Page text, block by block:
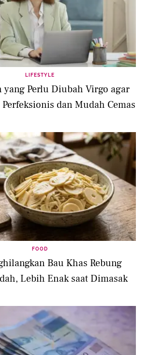
LIFESTYLE
yang Perlu Diubah Virgo agar
dan Mudah Cemas
FOOD
Bau Khas Rebung
Lebih Enak saat Dimasak